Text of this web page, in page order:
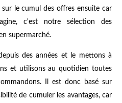
le cumul des offres ensuite car
c'est notre sélection des
supermarché.
des années et le mettons à
et utilisons au quotidien toutes
Il est donc basé sur
de cumuler les avantages, car